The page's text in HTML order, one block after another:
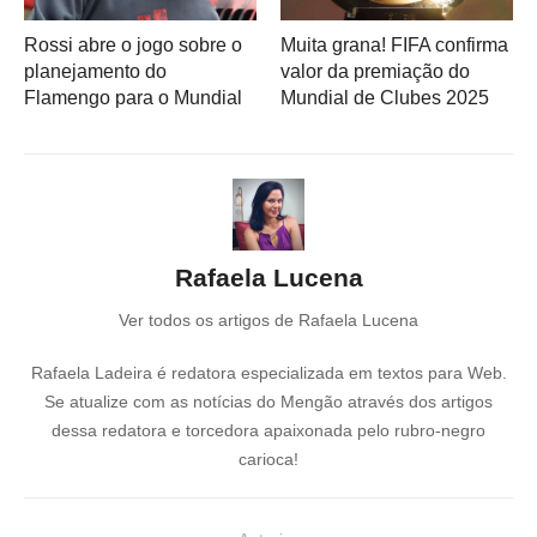
Rossi abre o jogo sobre o
planejamento do
Flamengo para o Mundial
Muita grana! FIFA confirma
valor da premiação do
Mundial de Clubes 2025
Rafaela Lucena
Ver todos os artigos de Rafaela Lucena
Rafaela Ladeira é redatora especializada em textos para Web.
Se atualize com as notícias do Mengão através dos artigos
dessa redatora e torcedora apaixonada pelo rubro-negro
carioca!